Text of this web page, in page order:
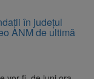
în județul
ANM de ultimă